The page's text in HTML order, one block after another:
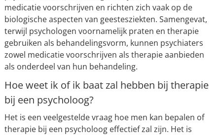
medicatie voorschrijven en richten zich vaak op de
biologische aspecten van geestesziekten. Samengevat,
terwijl psychologen voornamelijk praten en therapie
gebruiken als behandelingsvorm, kunnen psychiaters
zowel medicatie voorschrijven als therapie aanbieden
als onderdeel van hun behandeling.
Hoe weet ik of ik baat zal hebben bij therapie
bij een psycholoog?
Het is een veelgestelde vraag hoe men kan bepalen of
therapie bij een psycholoog effectief zal zijn. Het is